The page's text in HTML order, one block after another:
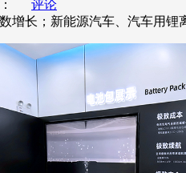
评论
长；新能源汽车、汽车用锂